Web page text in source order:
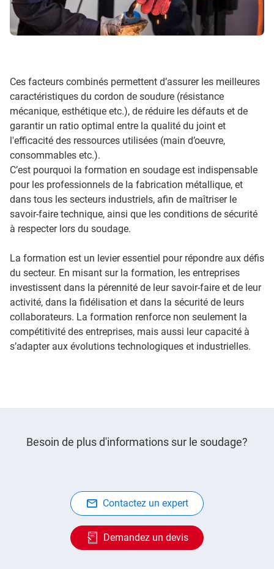
Ces facteurs combinés permettent d’assurer les meilleures
caractéristiques du cordon de soudure (résistance
mécanique, esthétique etc.), de réduire les défauts et de
garantir un ratio optimal entre la qualité du joint et
l'efficacité des ressources utilisées (main d’oeuvre,
consommables etc.).
C’est pourquoi la formation en soudage est indispensable
pour les professionnels de la fabrication métallique, et
dans tous les secteurs industriels, afin de maîtriser le
savoir-faire technique, ainsi que les conditions de sécurité
à respecter lors du soudage.
La formation est un levier essentiel pour répondre aux défis
du secteur. En misant sur la formation, les entreprises
investissent dans la pérennité de leur savoir-faire et de leur
activité, dans la fidélisation et dans la sécurité de leurs
collaborateurs. La formation renforce non seulement la
compétitivité des entreprises, mais aussi leur capacité à
s’adapter aux évolutions technologiques et industrielles.
Besoin de plus d'informations sur le soudage?
Contactez un expert
Demandez un devis